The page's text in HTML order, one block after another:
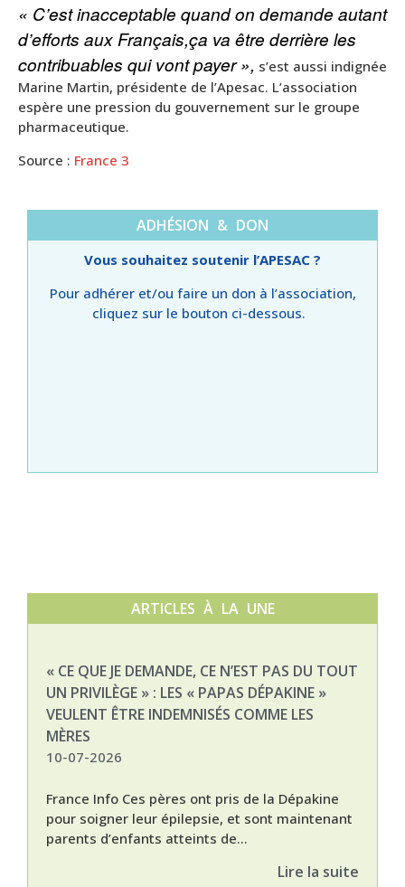
« C’est inacceptable quand on demande autant
d’efforts aux Français,ça va être derrière les
contribuables qui vont payer », s’est aussi indignée
Marine Martin, présidente de l’Apesac. L’association
espère une pression du gouvernement sur le groupe
pharmaceutique.
Source : France 3
ADHÉSION & DON
Vous souhaitez soutenir l’APESAC ?
Pour adhérer et/ou faire un don à l’association,
cliquez sur le bouton ci-dessous.
ARTICLES À LA UNE
« CE QUE JE DEMANDE, CE N’EST PAS DU TOUT
UN PRIVILÈGE » : LES « PAPAS DÉPAKINE »
VEULENT ÊTRE INDEMNISÉS COMME LES
MÈRES
10-07-2026
France Info Ces pères ont pris de la Dépakine
pour soigner leur épilepsie, et sont maintenant
parents d’enfants atteints de...
Lire la suite